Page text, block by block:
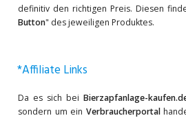
definitiv den richtigen Preis. Diesen
Button" des jeweiligen Produktes.
*Affiliate Links
Da es sich bei Bierzapfanlage-
sondern um ein Verbraucherportal